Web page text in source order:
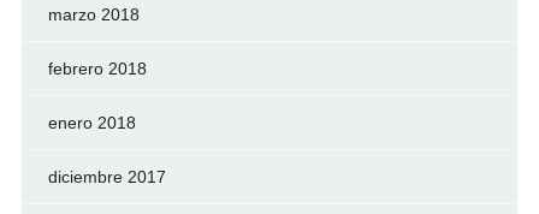
marzo 2018
febrero 2018
enero 2018
diciembre 2017